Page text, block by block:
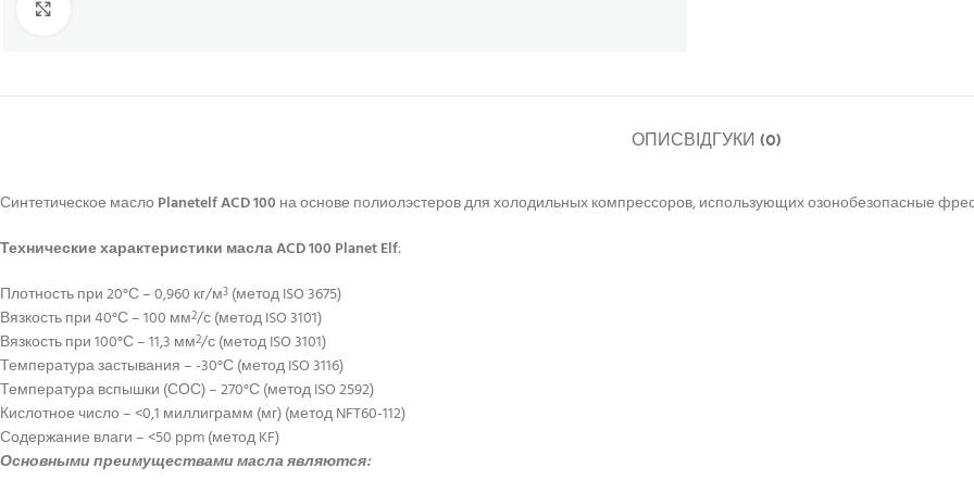
ОПИСВІДГУКИ (0)
Синтетическое масло Planetelf ACD 100 на основе полиолэстеров для холодильных компрессоров, использующих озонобезопасные
Технические характеристики маслаACD 100 Planet Elf:
Плотность при 20°С – 0,960 кг/м3 (метод ISO 3675)
Вязкость при 40°С – 100 мм2/с (метод ISO 3101)
Вязкость при 100°С – 11,3 мм2/с (метод ISO 3101)
Температура застывания – -30°С (метод ISO 3116)
Температура вспышки (СОС) – 270°С (метод ISO 2592)
Кислотное число – <0,1 миллиграмм (мг) (метод NFT60-112)
Содержание влаги – <50 ppm (метод KF)
Основными преимуществами масла являются: